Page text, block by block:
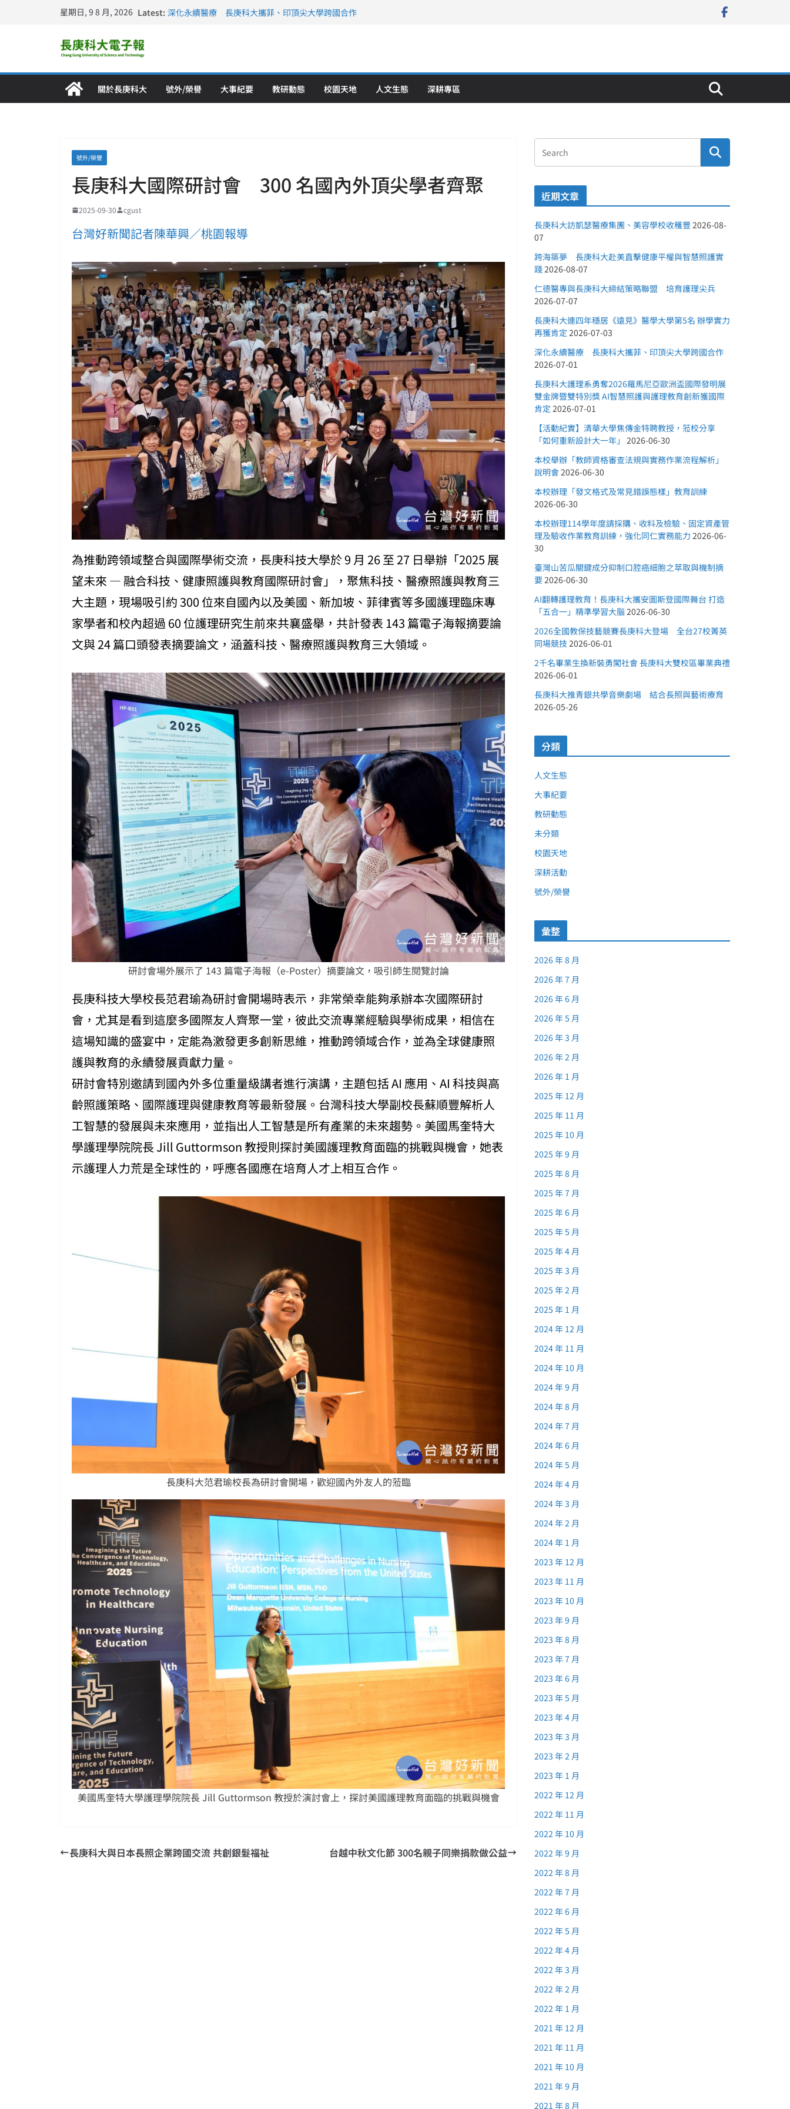
星期日, 9 8 月, 2026 Latest: 深化永續醫療 長庚科大攜菲、印頂尖大學跨國合作
關於長庚科大 號外/榮譽 大事紀要 教研動態 校園天地 人文生態 深耕專區
號外/榮譽
長庚科大國際研討會 300 名國內外頂尖學者齊聚
2025-09-30 cgust
台灣好新聞記者陳華興／桃園報導
為推動跨領域整合與國際學術交流，長庚科技大學於9 月 26 至 27 日舉辦「2025 展
望未來 — 融合科技、健康照護與教育國際研討會」，聚焦科技、醫療照護與教育三
大主題，現場吸引約 300 位來自國內以及美國、新加坡、菲律賓等多國護理臨床專
家學者和校內超過 60 位護理研究生前來共襄盛舉，共計發表 143 篇電子海報摘要論
文與 24 篇口頭發表摘要論文，涵蓋科技、醫療照護與教育三大領域。
研討會場外展示了 143 篇電子海報（e-Poster）摘要論文，吸引師生閱覽討論
長庚科技大學校長范君瑜為研討會開場時表示，非常榮幸能夠承辦本次國際研討
會，尤其是看到這麼多國際友人齊聚一堂，彼此交流專業經驗與學術成果，相信在
這場知識的盛宴中，定能為激發更多創新思維，推動跨領域合作，並為全球健康照
護與教育的永續發展貢獻力量。
研討會特別邀請到國內外多位重量級講者進行演講，主題包括 AI 應用、AI 科技與高
齡照護策略、國際護理與健康教育等最新發展。台灣科技大學副校長蘇順豐解析人
工智慧的發展與未來應用，並指出人工智慧是所有產業的未來趨勢。美國馬奎特大
學護理學院院長 Jill Guttormson 教授則探討美國護理教育面臨的挑戰與機會，她表
示護理人力荒是全球性的，呼應各國應在培育人才上相互合作。
長庚科大范君瑜校長為研討會開場，歡迎國內外友人的蒞臨
美國馬奎特大學護理學院院長 Jill Guttormson 教授於演討會上，探討美國護理教育面臨的挑戰與機會
長庚科大與日本長照企業跨國交流 共創銀髮福祉 台越中秋文化節 300名親子同樂捐款做公益
近期文章
長庚科大訪凱瑟醫療集團、美容學校收穫豐 2026-08-
07
跨海築夢 長庚科大赴美直擊健康平權與智慧照護實
踐2026-08-07
仁德醫專與長庚科大締結策略聯盟 培育護理尖兵
2026-07-07
長庚科大連四年穩居《遠見》醫學大學第5名 辦學實力
再獲肯定 2026-07-03
深化永續醫療 長庚科大攜菲、印頂尖大學跨國合作
2026-07-01
長庚科大護理系勇奪2026羅馬尼亞歐洲盃國際發明展
雙金牌暨雙特別獎 AI智慧照護與護理教育創新獲國際
肯定 2026-07-01
【活動紀實】清華大學焦傳金特聘教授，蒞校分享
「如何重新設計大一年」 2026-06-30
本校舉辦「教師資格審查法規與實務作業流程解析」
說明會2026-06-30
本校辦理「發文格式及常見錯誤態樣」教育訓練
2026-06-30
本校辦理114學年度請採購、收料及檢驗、固定資產管
理及驗收作業教育訓練，強化同仁實務能力 2026-06-
30
臺灣山苦瓜關鍵成分抑制口腔癌細胞之萃取與機制摘
要2026-06-30
AI翻轉護理教育！長庚科大攜安圖斯登國際舞台 打造
「五合一」精準學習大腦 2026-06-30
2026全國教保技藝競賽長庚科大登場 全台27校菁英
同場競技 2026-06-01
2千名畢業生換新裝勇闖社會 長庚科大雙校區畢業典禮
2026-06-01
長庚科大推青銀共學音樂劇場 結合長照與藝術療育
2026-05-26
分類
人文生態
大事紀要
教研動態
未分類
校園天地
深耕活動
號外/榮譽
彙整
2026 年 8 月
2026 年 7 月
2026 年 6 月
2026 年 5 月
2026 年 3 月
2026 年 2 月
2026 年 1 月
2025 年 12 月
2025 年 11 月
2025 年 10 月
2025 年 9 月
2025 年 8 月
2025 年 7 月
2025 年 6 月
2025 年 5 月
2025 年 4 月
2025 年 3 月
2025 年 2 月
2025 年 1 月
2024 年 12 月
2024 年 11 月
2024 年 10 月
2024 年 9 月
2024 年 8 月
2024 年 7 月
2024 年 6 月
2024 年 5 月
2024 年 4 月
2024 年 3 月
2024 年 2 月
2024 年 1 月
2023 年 12 月
2023 年 11 月
2023 年 10 月
2023 年 9 月
2023 年 8 月
2023 年 7 月
2023 年 6 月
2023 年 5 月
2023 年 4 月
2023 年 3 月
2023 年 2 月
2023 年 1 月
2022 年 12 月
2022 年 11 月
2022 年 10 月
2022 年 9 月
2022 年 8 月
2022 年 7 月
2022 年 6 月
2022 年 5 月
2022 年 4 月
2022 年 3 月
2022 年 2 月
2022 年 1 月
2021 年 12 月
2021 年 11 月
2021 年 10 月
2021 年 9 月
2021 年 8 月